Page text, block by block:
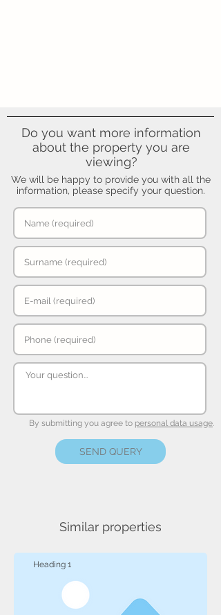
Do you want more information
about the property you are
viewing?
We will be happy to provide you with all the
information, please specify your question.
By submitting you agree to personal data usage.
SEND QUERY
Similar properties
Heading 1